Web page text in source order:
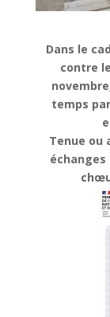
Dans le
contre
temps
Tenue ou
échanges